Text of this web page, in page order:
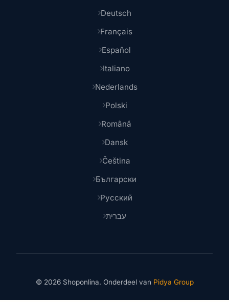
Deutsch
Français
Español
Italiano
Nederlands
Polski
Română
Dansk
Čeština
Български
Русский
עברית
© 2026 Shoponlina. Onderdeel van Pidya Group